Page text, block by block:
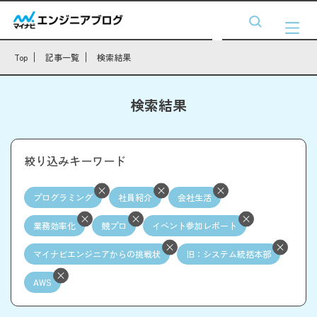
Top 記事一覧 検索結果
検索結果
絞り込みキーワード
プログラミング 社員紹介 会社生活
業務効率化 競プロ イベント参加レポート
マイナビエンジニアからの挑戦状 旧：システム統括本部
AWS